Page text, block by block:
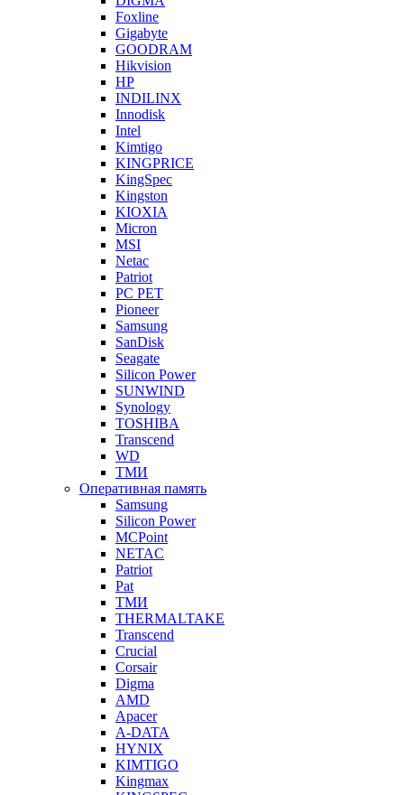
Foxline
Gigabyte
GOODRAM
Hikvision
HP
INDILINX
Innodisk
Intel
Kimtigo
KINGPRICE
KingSpec
Kingston
KIOXIA
Micron
MSI
Netac
Patriot
PC PET
Pioneer
Samsung
SanDisk
Seagate
Silicon Power
SUNWIND
Synology
TOSHIBA
Transcend
WD
ТМИ
Оперативная память
Samsung
Silicon Power
MCPoint
NETAC
Patriot
Pat
ТМИ
THERMALTAKE
Transcend
Crucial
Corsair
Digma
AMD
Apacer
A-DATA
HYNIX
KIMTIGO
Kingmax